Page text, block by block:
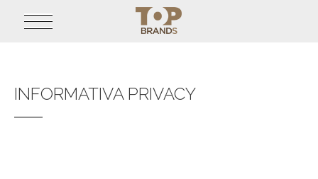
INFORMATIVA PRIVACY